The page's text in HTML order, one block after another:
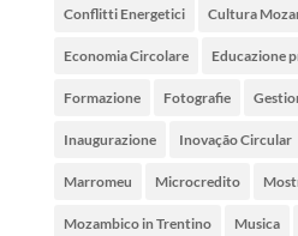
Conflitti Energetici Cultura
Economia Circolare Educazione
Formazione Fotografie
Inaugurazione Inovação Circular
Marromeu Microcredito
Mozambico in Trentino Musica